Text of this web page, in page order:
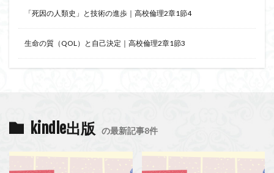
「死因の人類史」と技術の進歩｜高校倫理2章1節4
生命の質（QOL）と自己決定｜高校倫理2章1節3
kindle出版 の最新記事8件